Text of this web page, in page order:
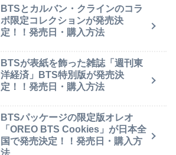
BTSとカルバン・クラインのコラ
ボ限定コレクションが発売決
定！！発売日・購入方法
BTSが表紙を飾った雑誌「週刊東
洋経済」BTS特別版が発売決
定！！発売日・購入方法
BTSパッケージの限定版オレオ
「OREO BTS Cookies」が日本全
国で発売決定！！発売日・購入方